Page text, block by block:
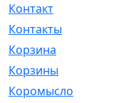
Контакт
Контакты
Корзина
Корзины
Коромысло